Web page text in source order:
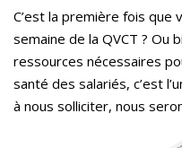
C’est la première fois que
semaine de la QVCT ? Ou
ressources nécessaires
santé des salariés, c’est
à nous solliciter, nous